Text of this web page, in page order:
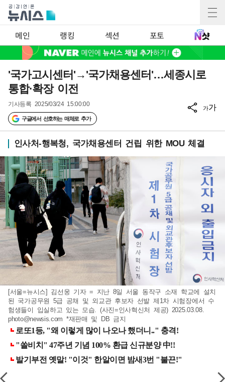
메인 랭킹 섹션 포토
'국가고시센터'→'국가채용센터'…세종시로
통합·확장 이전
기사등록 2025/03/24 15:00:00
구글에서 선호하는 매체로 추가
가가
인사처-행복청, 국가채용센터 건립 위한 MOU 체결
[서울=뉴시스] 김선웅 기자 = 지난 8일 서울 동작구 소재 학교에 설치
된 국가공무원 5급 공채 및 외교관 후보자 선발 제1차 시험장에서 수
험생들이 입실하고 있는 모습. (사진=인사혁신처 제공) 2025.03.08.
photo@newsis.com *재판매 및 DB 금지